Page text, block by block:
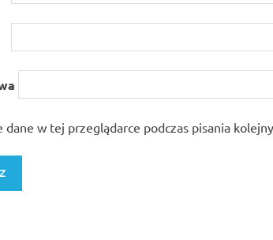
dane w tej przeglądarce podczas pisania